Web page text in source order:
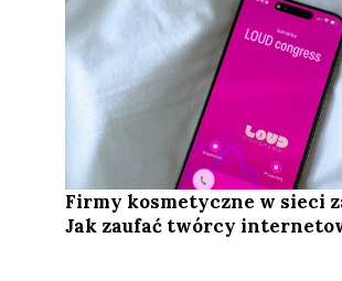
Firmy kosmetyczne w sieci
Jak zaufać twórcy